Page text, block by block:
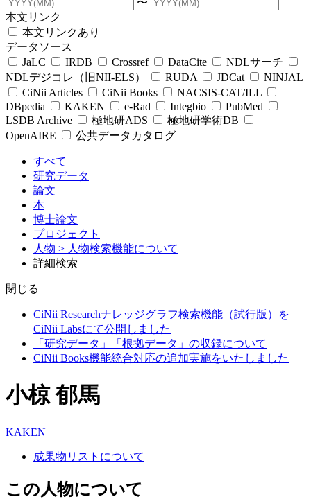
〜
本文リンク
本文リンクあり
データソース
JaLC
IRDB Crossref DataCite
NDLサーチ
NDLデジコレ（旧NII-ELS）
RUDA JDCat
NINJAL
CiNii Articles
CiNii Books
NACSIS-CAT/ILL
DBpedia
KAKEN e-Rad Integbio
PubMed
LSDB Archive
極地研ADS
極地研学術DB
OpenAIRE
公共データカタログ
すべて
研究データ
論文
本
博士論文
プロジェクト
人物 > 人物検索機能について
詳細検索
閉じる
CiNii Researchナレッジグラフ検索機能（試行版）を
CiNii Labsにて公開しました
「研究データ」「根拠データ」の収録について
CiNii Books機能統合対応の追加実施をいたしました
小椋 郁馬
KAKEN
成果物リストについて
この人物について